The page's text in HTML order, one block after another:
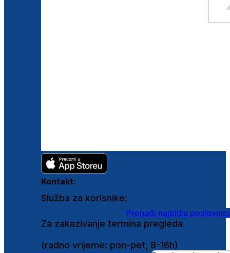
Kontakt:
Služba za korisnike:
Pronađi najbližu
Za zakazivanje termina pregleda
(radno vrijeme: pon-pet, 8-16h)